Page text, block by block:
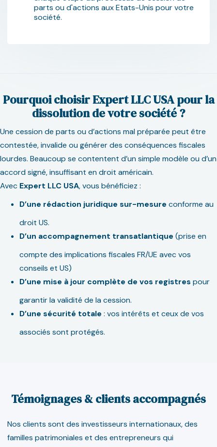
parts ou d'actions aux Etats-Unis pour votre
société.
Pourquoi choisir Expert LLC USA pour la
dissolution de votre société ?
Une cession de parts ou d’actions mal préparée peut être
contestée, invalide ou générer des conséquences fiscales
lourdes. Beaucoup se contentent d’un simple modèle ou d’un
accord signé, insuffisant en droit américain.
Avec Expert LLC USA, vous bénéficiez :
D’une rédaction juridique sur-mesure conforme au
droit US.
D’un accompagnement transatlantique (prise en
compte des implications fiscales FR/UE avec vos
conseils et US)
D’une mise à jour complète de vos registres pour
garantir la validité de la cession.
D’une sécurité totale : vos intérêts et ceux de vos
associés sont protégés.
Témoignages & clients accompagnés
Nos clients sont des investisseurs internationaux, des
familles patrimoniales et des entrepreneurs qui